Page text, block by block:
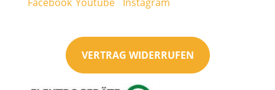
VERTRAG WIDERRUFEN